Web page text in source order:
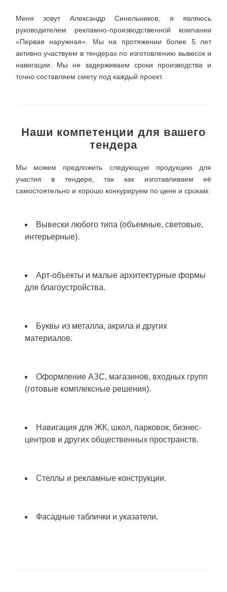
Меня зовут Александр Синельников, я являюсь
руководителем рекламно-производственной компании
«Первая наружная». Мы на протяжении более 5 лет
активно участвуем в тендерах по изготовлению вывесок и
навигации. Мы не задерживаем сроки производства и
точно составляем смету под каждый проект.
Наши компетенции для вашего
тендера
Мы можем предложить следующую продукцию для
участия в тендере, так как изготавливаем её
самостоятельно и хорошо конкурируем по цене и срокам:
Вывески любого типа (объемные, световые,
интерьерные).
Арт-объекты и малые архитектурные формы
для благоустройства.
Буквы из металла, акрила и других
материалов.
Оформление АЗС, магазинов, входных групп
(готовые комплексные решения).
Навигация для ЖК, школ, парковок, бизнес-
центров и других общественных пространств.
Стеллы и рекламные конструкции.
Фасадные таблички и указатели.